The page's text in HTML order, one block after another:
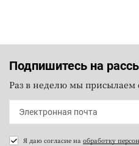
Подпишитесь на
Раз в неделю мы присылаем
Я даю согласие на обработку